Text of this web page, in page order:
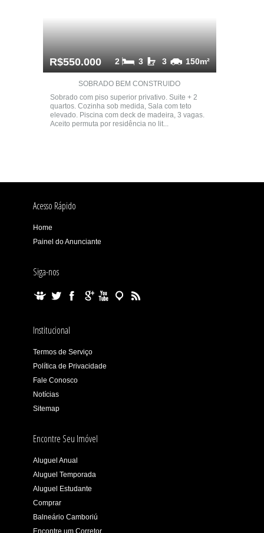
R$550.000 150m²
3
3
2
SOBRADO BEM CONSTRUIDO
Sobrado com piso superior privativo. Suite + 2
quartos. Cozinha sob medida, Sala com teto
elevado. Piscina com deck de madeira, 3 vagas.
Aceito permuta por residência no lit...
Acesso Rápido
Home
Painel do Anunciante
Siga-nos
Institucional
Termos de Serviço
Política de Privacidade
Fale Conosco
Notícias
Sitemap
Encontre Seu Imóvel
Aluguel Anual
Aluguel Temporada
Aluguel Estudante
Comprar
Balneário Camboriú
Encontre um Corretor